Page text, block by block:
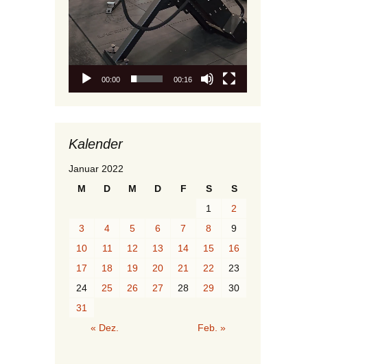
00:00 00:16
Kalender
Januar 2022
M
D M D F S
S
1
2
3
4 5 6 7 8
9
10
11 12 13 14 15
16
17
18 19 20 21 22
23
24
25 26 27 28 29
30
31
« Dez.
Feb. »